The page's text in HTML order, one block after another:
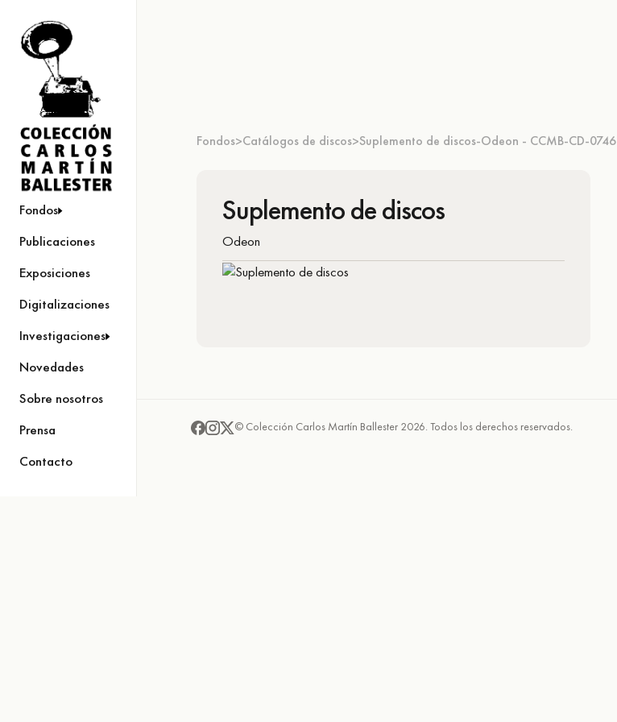
Fondos
Publicaciones
Exposiciones
Digitalizaciones
Investigaciones
Novedades
Sobre nosotros
Prensa
Contacto
Fondos>Catálogos de discos>Suplemento de discos-Odeon - CCMB-CD-0746
Suplemento de discos
Odeon
© Colección Carlos Martín Ballester 2026. Todos los derechos reservados.